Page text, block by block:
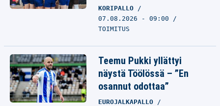
KORIPALLO
07.08.2026 - 09:00
TOIMITUS
Teemu Pukki yllättyi
näystä Töölössä – ”En
osannut odottaa”
EUROJALKAPALLO